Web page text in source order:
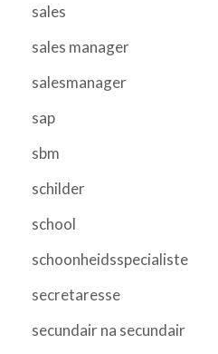
sales
sales manager
salesmanager
sap
sbm
schilder
school
schoonheidsspecialiste
secretaresse
secundair na secundair